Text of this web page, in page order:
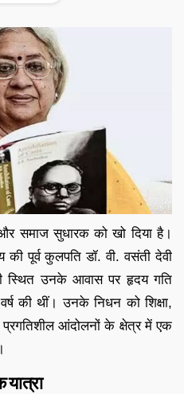
और समाज सुधारक को खो दिया है।
की पूर्व कुलपति डॉ. वी. वसंती देवी
स्थित उनके आवास पर हृदय गति
की थीं। उनके निधन को शिक्षा,
आंदोलनों के क्षेत्र में एक